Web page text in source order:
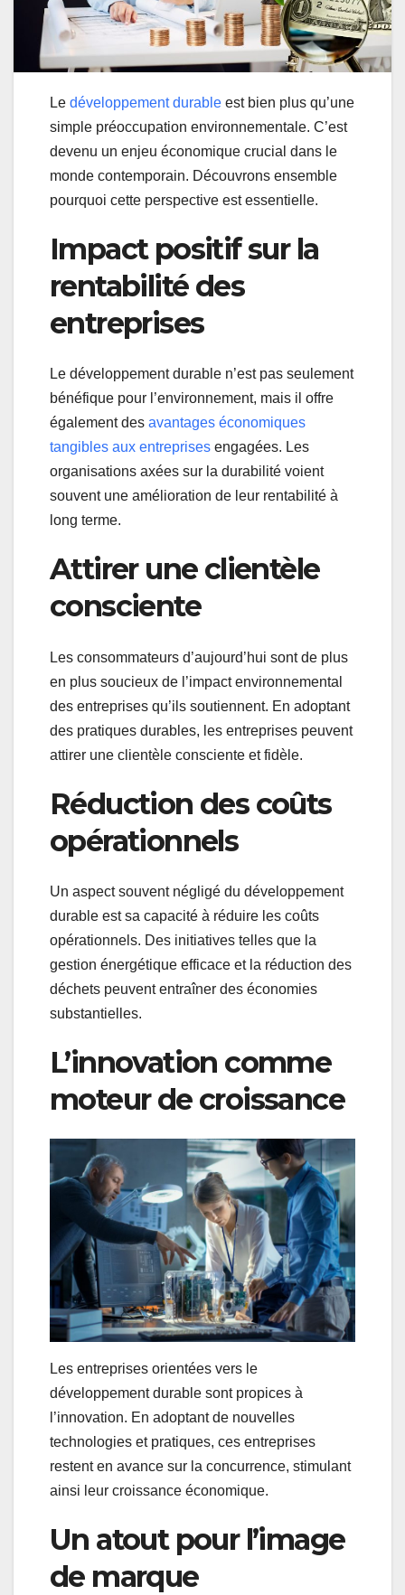
Le développement durable est bien plus qu’une
simple préoccupation environnementale. C’est
devenu un enjeu économique crucial dans le
monde contemporain. Découvrons ensemble
pourquoi cette perspective est essentielle.
Impact positif sur la
rentabilité des
entreprises
Le développement durable n’est pas seulement
bénéfique pour l’environnement, mais il offre
également des avantages économiques
tangibles aux entreprises engagées. Les
organisations axées sur la durabilité voient
souvent une amélioration de leur rentabilité à
long terme.
Attirer une clientèle
consciente
Les consommateurs d’aujourd’hui sont de plus
en plus soucieux de l’impact environnemental
des entreprises qu’ils soutiennent. En adoptant
des pratiques durables, les entreprises peuvent
attirer une clientèle consciente et fidèle.
Réduction des coûts
opérationnels
Un aspect souvent négligé du développement
durable est sa capacité à réduire les coûts
opérationnels. Des initiatives telles que la
gestion énergétique efficace et la réduction des
déchets peuvent entraîner des économies
substantielles.
L’innovation comme
moteur de croissance
Les entreprises orientées vers le
développement durable sont propices à
l’innovation. En adoptant de nouvelles
technologies et pratiques, ces entreprises
restent en avance sur la concurrence, stimulant
ainsi leur croissance économique.
Un atout pour l’image
de marque